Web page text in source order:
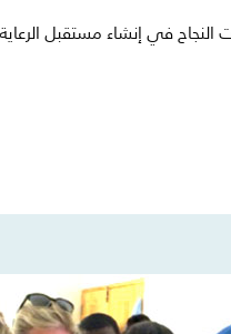
النجاح في إنشاء مستقبل